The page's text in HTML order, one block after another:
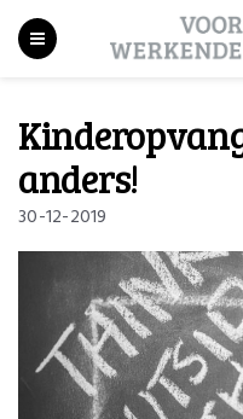
anders!
30-12-2019